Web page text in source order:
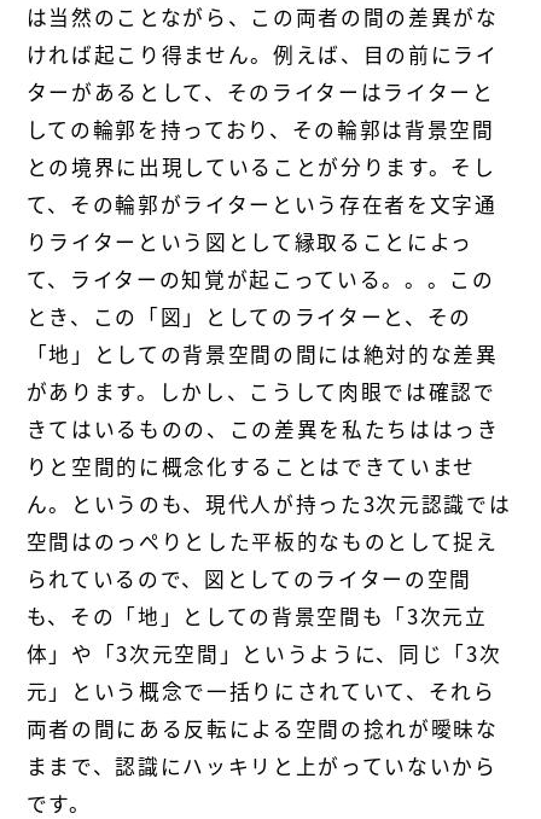
は当然のことながら、この両者の間の差異がな
ければ起こり得ません。例えば、目の前にライ
ターがあるとして、そのライターはライターと
しての輪郭を持っており、その輪郭は背景空間
との境界に出現していることが分ります。そし
て、その輪郭がライターという存在者を文字通
りライターという図として縁取ることによっ
て、ライターの知覚が起こっている。。。この
とき、この「図」としてのライターと、その
「地」としての背景空間の間には絶対的な差異
があります。しかし、こうして肉眼では確認で
きてはいるものの、この差異を私たちははっき
りと空間的に概念化することはできていませ
ん。というのも、現代人が持った3次元認識では
空間はのっぺりとした平板的なものとして捉え
られているので、図としてのライターの空間
も、その「地」としての背景空間も「3次元立
体」や「3次元空間」というように、同じ「3次
元」という概念で一括りにされていて、それら
両者の間にある反転による空間の捻れが曖昧な
ままで、認識にハッキリと上がっていないから
です。